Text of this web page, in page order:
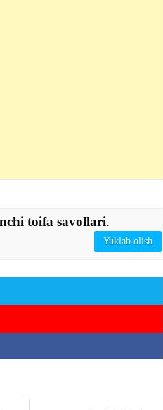
toifa savollari.
Yuklab olish